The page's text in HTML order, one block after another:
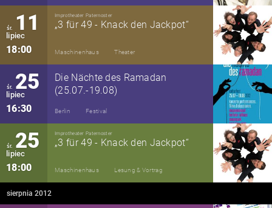
śr. 11
lipiec
18:00
Improtheater Paternoster
„3 für 49 - Knack den Jackpot“
Maschinenhaus Theater
śr. 25
lipiec
16:30
Die Nächte des Ramadan
(25.07.-19.08)
Berlin Festival
śr. 25
lipiec
18:00
Improtheater Paternoster
„3 für 49 - Knack den Jackpot“
Maschinenhaus Lesung & Vortrag
sierpnia 2012